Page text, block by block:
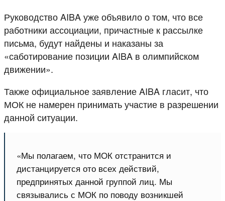
Руководство AIBA уже объявило о том, что все
работники ассоциации, причастные к рассылке
письма, будут найдены и наказаны за
«саботирование позиции AIBA в олимпийском
движении».
Также официальное заявление AIBA гласит, что
МОК не намерен принимать участие в разрешении
данной ситуации.
«Мы полагаем, что МОК отстранится и
дистанцируется ото всех действий,
предпринятых данной группой лиц. Мы
связывались с МОК по поводу возникшей